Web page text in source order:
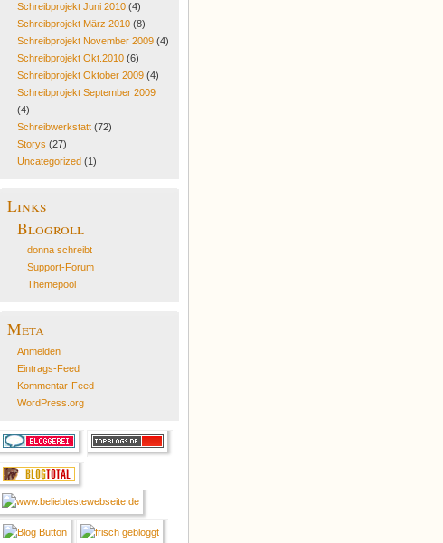
Schreibprojekt Juni 2010(4)
Schreibprojekt März 2010(8)
Schreibprojekt November 2009(4)
Schreibprojekt Okt.2010(6)
Schreibprojekt Oktober 2009(4)
Schreibprojekt September 2009
(4)
Schreibwerkstatt(72)
Storys (27)
Uncategorized (1)
Links
Blogroll
donna schreibt
Support-Forum
Themepool
Meta
Anmelden
Eintrags-Feed
Kommentar-Feed
WordPress.org